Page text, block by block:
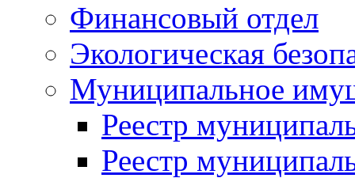
Финансовый отдел
Экологическая
Муниципальное
Реестр
Реестр